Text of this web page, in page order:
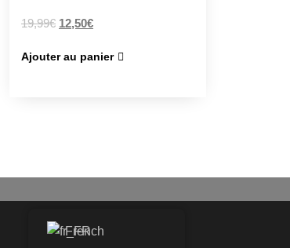
19,99€ 12,50€
Ajouter au panier
French